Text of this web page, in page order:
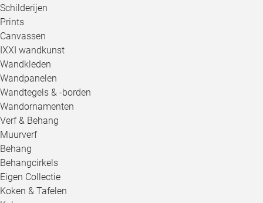
Schilderijen
Prints
Canvassen
IXXI wandkunst
Wandkleden
Wandpanelen
Wandtegels & -borden
Wandornamenten
Verf & Behang
Muurverf
Behang
Behangcirkels
Eigen Collectie
Koken & Tafelen